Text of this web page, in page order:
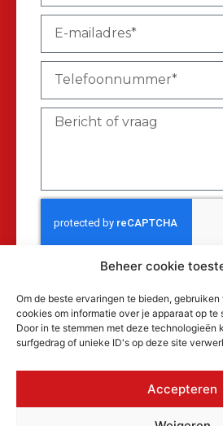
Beheer cookie
Om de beste ervaringen te bieden,
cookies om informatie over je apparaat op te
Door in te stemmen met deze technologieën
surfgedrag of unieke ID's op deze site
Accepteren
Verzenden
© 2026 MAKRA Benelux, alle